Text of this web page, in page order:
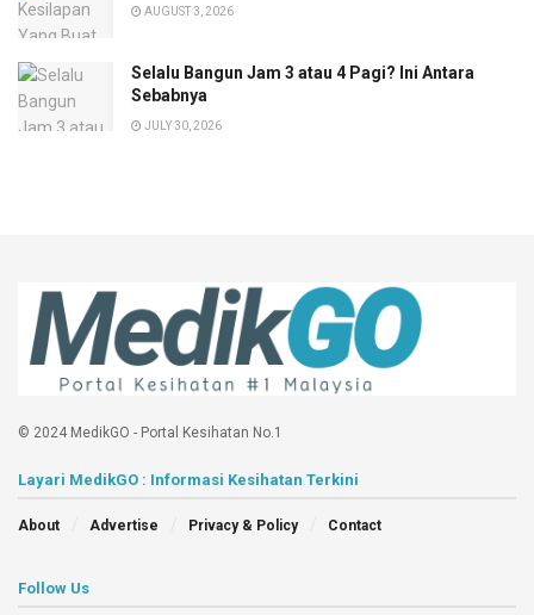
AUGUST 3, 2026
Selalu Bangun Jam 3 atau 4 Pagi? Ini Antara
Sebabnya
JULY 30, 2026
© 2024 MedikGO - Portal Kesihatan No.1
Layari MedikGO : Informasi Kesihatan Terkini
About Advertise Privacy & Policy Contact
Follow Us